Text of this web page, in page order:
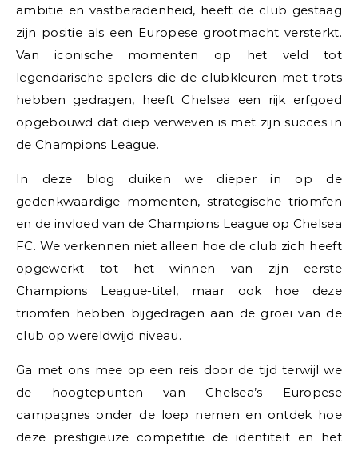
ambitie en vastberadenheid, heeft de club gestaag
zijn positie als een Europese grootmacht versterkt.
Van iconische momenten op het veld tot
legendarische spelers die de clubkleuren met trots
hebben gedragen, heeft Chelsea een rijk erfgoed
opgebouwd dat diep verweven is met zijn succes in
de Champions League.
In deze blog duiken we dieper in op de
gedenkwaardige momenten, strategische triomfen
en de invloed van de Champions League op Chelsea
FC. We verkennen niet alleen hoe de club zich heeft
opgewerkt tot het winnen van zijn eerste
Champions League-titel, maar ook hoe deze
triomfen hebben bijgedragen aan de groei van de
club op wereldwijd niveau.
Ga met ons mee op een reis door de tijd terwijl we
de hoogtepunten van Chelsea’s Europese
campagnes onder de loep nemen en ontdek hoe
deze prestigieuze competitie de identiteit en het